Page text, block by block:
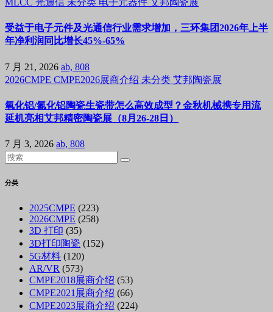
MLCC 光通信 未分类 电子元器件 艾邦陶瓷展
受益于电子元件及光通信行业需求增加，三环集团2026年上半
年净利润同比增长45%-65%
7 月 21, 2026 ab, 808
2026CMPE CMPE2026展商介绍 未分类 艾邦陶瓷展
氧化铝/氮化铝陶瓷生瓷带怎么高效成型？金秋机械携专用流
延机亮相艾邦精密陶瓷展（8月26-28日）
7 月 3, 2026 ab, 808
分类
2025CMPE (223)
2026CMPE (258)
3D 打印 (35)
3D打印陶瓷 (152)
5G材料 (120)
AR/VR (573)
CMPE2018展商介绍 (53)
CMPE2021展商介绍 (66)
CMPE2023展商介绍 (224)